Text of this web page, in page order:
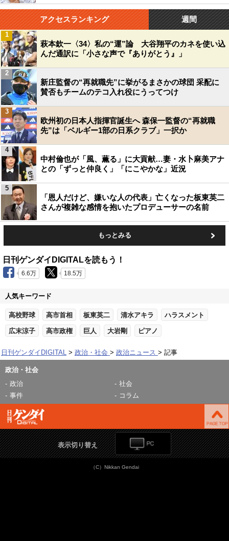
アクセスランキング 週間
萩本欽一〈34〉私の“運”論 大谷翔平のカネを使い込
んだ通訳に「小さな声で『ありがとう』」
1
新庄監督の“再就職先”に挙がるまさかの球団 采配に
賛否もチームのテコ入れ役にうってつけ
2
欧州初の日本人指揮官誕生へ 森保一監督の“再就職
先”は「ベルギー1部の日系クラブ」一択か
3
中村倫也が「風、薫る」に大貢献…妻・水卜麻美アナ
との「ずっと仲良く」「にこやかな」近況
4
「恩人だけど、嫌いな人の代表」亡くなった板東英二
さんが複雑な感情を抱いたプロデューサーの名前
5
もっとみる
日刊ゲンダイDIGITALを読もう！
6.6万 18.5万
人気キーワード
高校野球 高市首相 板東英二 清水アキラ ハラスメント
広末涼子 高市政権 巨人 大岩剛 ピアノ
日刊ゲンダイDIGITAL 政治・社会 政治ニュース 記事
政治・社会
政治
社会
事件
コラム
表示切り替え
（C）Nikkan Gendai